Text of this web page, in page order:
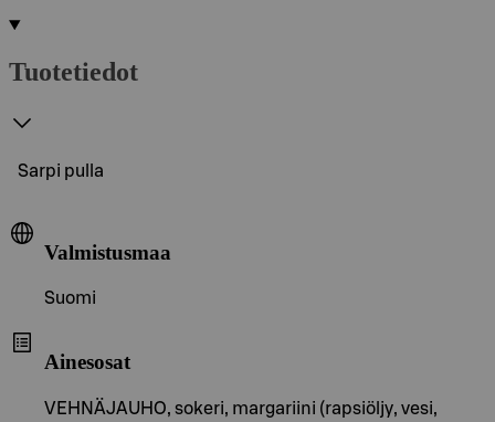
Tuotetiedot
Sarpi pulla
Valmistusmaa
Suomi
Ainesosat
VEHNÄJAUHO, sokeri, margariini (rapsiöljy, vesi,